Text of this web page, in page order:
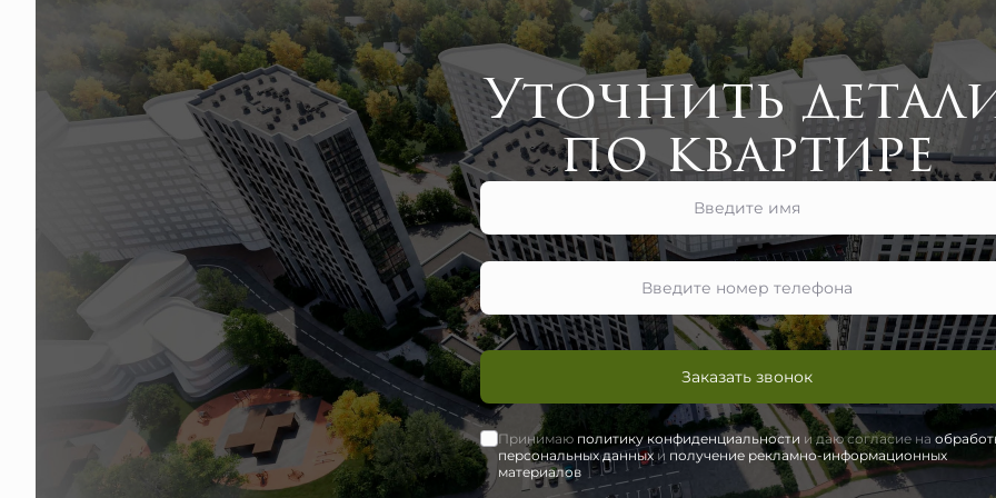
Уточнить
по квартире
Заказать звонок
Принимаю политику конфиденциальности и даю согласие на
персональных данныхи получение рекламно-информационных
материалов